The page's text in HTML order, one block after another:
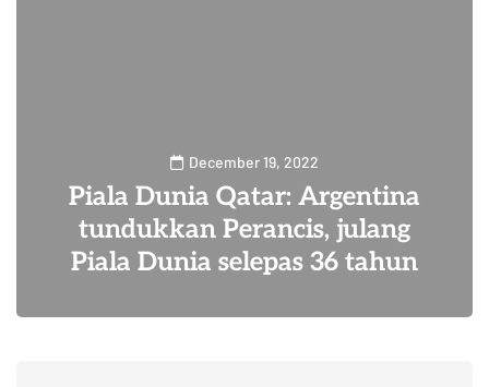
December 19, 2022
Piala Dunia Qatar: Argentina
tundukkan Perancis, julang
Piala Dunia selepas 36 tahun